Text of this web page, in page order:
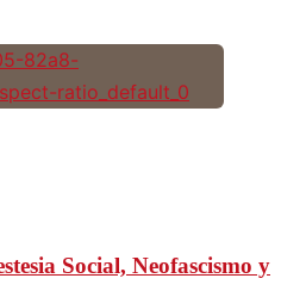
Social, Neofascismo y